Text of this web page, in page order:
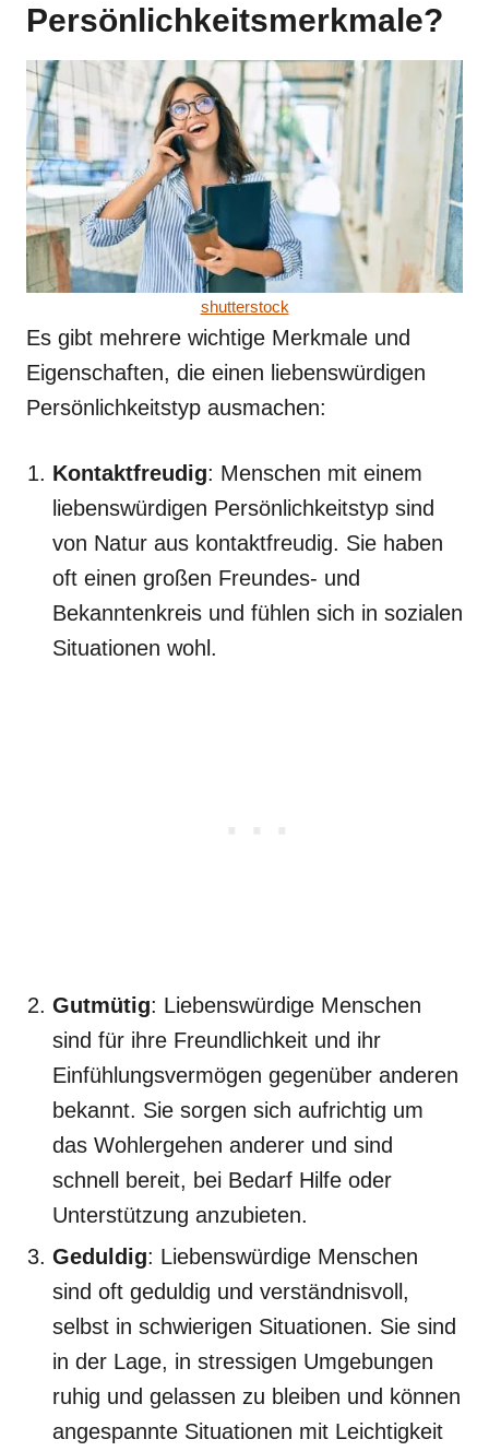
Persönlichkeitsmerkmale?
shutterstock
Es gibt mehrere wichtige Merkmale und
Eigenschaften, die einen liebenswürdigen
Persönlichkeitstyp ausmachen:
Kontaktfreudig: Menschen mit einem
liebenswürdigen Persönlichkeitstyp sind
von Natur aus kontaktfreudig. Sie haben
oft einen großen Freundes- und
Bekanntenkreis und fühlen sich in sozialen
Situationen wohl.
Gutmütig: Liebenswürdige Menschen
sind für ihre Freundlichkeit und ihr
Einfühlungsvermögen gegenüber anderen
bekannt. Sie sorgen sich aufrichtig um
das Wohlergehen anderer und sind
schnell bereit, bei Bedarf Hilfe oder
Unterstützung anzubieten.
Geduldig: Liebenswürdige Menschen
sind oft geduldig und verständnisvoll,
selbst in schwierigen Situationen. Sie sind
in der Lage, in stressigen Umgebungen
ruhig und gelassen zu bleiben und können
angespannte Situationen mit Leichtigkeit